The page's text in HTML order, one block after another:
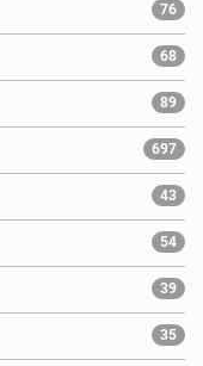
76
68
89
697
43
54
39
35